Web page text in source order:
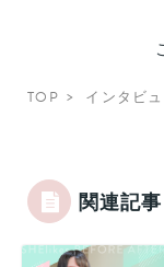
TOP インタビ
関連記事